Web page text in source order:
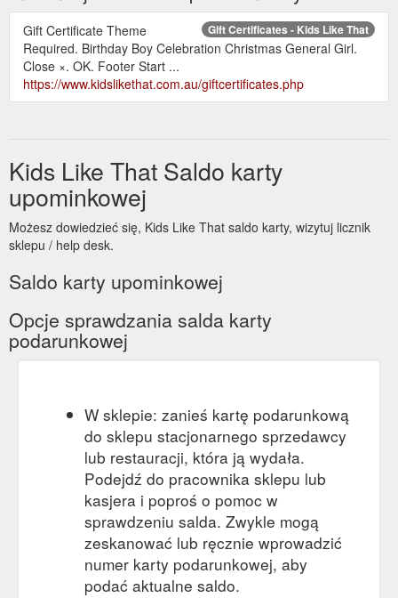
Gift Certificates - Kids Like That
Gift Certificate Theme
Required. Birthday Boy Celebration Christmas General Girl.
Close ×. OK. Footer Start ...
https://www.kidslikethat.com.au/giftcertificates.php
Kids Like That Saldo karty
upominkowej
Możesz dowiedzieć się, Kids Like That saldo karty, wizytuj licznik
sklepu / help desk.
Saldo karty upominkowej
Opcje sprawdzania salda karty
podarunkowej
W sklepie: zanieś kartę podarunkową
do sklepu stacjonarnego sprzedawcy
lub restauracji, która ją wydała.
Podejdź do pracownika sklepu lub
kasjera i poproś o pomoc w
sprawdzeniu salda. Zwykle mogą
zeskanować lub ręcznie wprowadzić
numer karty podarunkowej, aby
podać aktualne saldo.